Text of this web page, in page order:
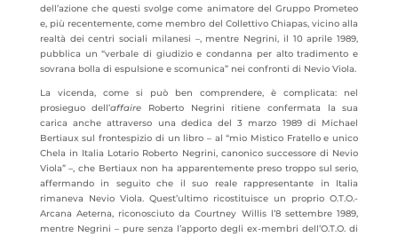
dell’azione che questi svolge come animatore del Gruppo Prometeo
e, più recentemente, come membro del Collettivo Chiapas, vicino alla
realtà dei centri sociali milanesi –, mentre Negrini, il 10 aprile 1989,
pubblica un “verbale di giudizio e condanna per alto tradimento e
sovrana bolla di espulsione e scomunica” nei confronti di Nevio Viola.
La vicenda, come si può ben comprendere, è complicata: nel
prosieguo dell’affaire Roberto Negrini ritiene confermata la sua
carica anche attraverso una dedica del 3 marzo 1989 di Michael
Bertiaux sul frontespizio di un libro – al “mio Mistico Fratello e unico
Chela in Italia Lotario Roberto Negrini, canonico successore di Nevio
Viola” –, che Bertiaux non ha apparentemente preso troppo sul serio,
affermando in seguito che il suo reale rappresentante in Italia
rimaneva Nevio Viola. Quest’ultimo ricostituisce un proprio O.T.O.-
Arcana Aeterna, riconosciuto da Courtney Willis l’8 settembre 1989,
mentre Negrini – pure senza l’apporto degli ex-membri dell’O.T.O. di